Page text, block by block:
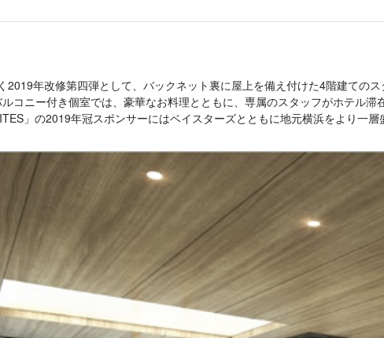
2019年改修第四弾として、バックネット裏に屋上を備え付けた4階建て
コニー付き個室では、豪華なお料理とともに、専属のスタッフがホテル
」の2019年冠スポンサーにはベイスターズとともに地元横浜をより一